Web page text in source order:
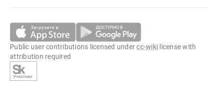
Public user contributions licensed undercc-wiki license with
attribution required